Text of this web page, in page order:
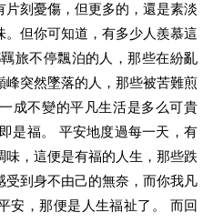
刻憂傷，但更多的，還是素淡
但你可知道，有多少人羨慕這
旅不停飄泊的人，那些在紛亂
突然墜落的人，那些被苦難煎
成不變的平凡生活是多么可貴
是福。 平安地度過每一天，有
，這便是有福的人生，那些跌
到身不由己的無奈，而你我凡
安，那便是人生福祉了。 而回